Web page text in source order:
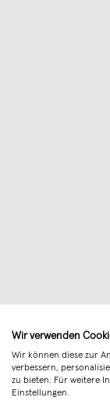
Wir verwenden
Wir können diese zur
verbessern,
zu bieten. Für weitere
Einstellungen.